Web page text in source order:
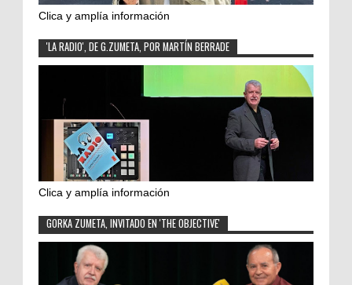
Clica y amplía información
'LA RADIO', DE G.ZUMETA, POR MARTÍN BERRADE
Clica y amplía información
GORKA ZUMETA, INVITADO EN 'THE OBJECTIVE'